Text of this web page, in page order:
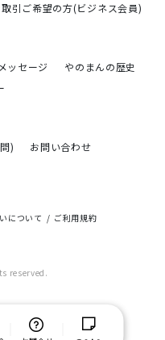
引ご希望の方(ビジネス会員)
ッセージ
やのまんの歴史
) お問い合わせ
について ご利用規約
reserved.